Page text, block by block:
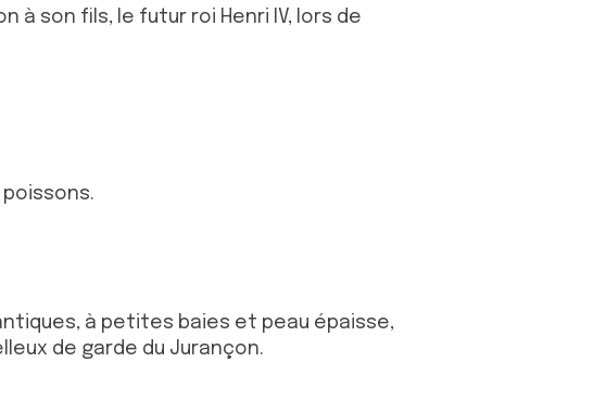
à son fils, le futur roi Henri IV, lors de
à petites baies et peau épaisse,
de garde du Jurançon.